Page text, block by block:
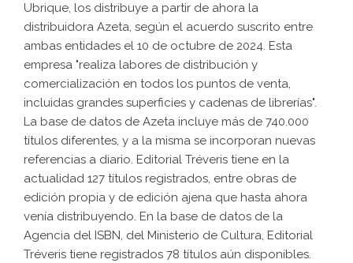
Ubrique, los distribuye a partir de ahora la
distribuidora Azeta, según el acuerdo suscrito entre
ambas entidades el 10 de octubre de 2024. Esta
empresa "realiza labores de distribución y
comercialización en todos los puntos de venta,
incluidas grandes superficies y cadenas de librerías".
La base de datos de Azeta incluye más de 740.000
títulos diferentes, y a la misma se incorporan nuevas
referencias a diario. Editorial Tréveris tiene en la
actualidad 127 títulos registrados, entre obras de
edición propia y de edición ajena que hasta ahora
venía distribuyendo. En la base de datos de la
Agencia del ISBN, del Ministerio de Cultura, Editorial
Tréveris tiene registrados 78 títulos aún disponibles.